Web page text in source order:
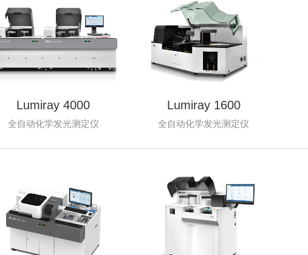
Lumiray 4000
全自动化学发光测定仪
Lumiray 1600
全自动化学发光测定仪